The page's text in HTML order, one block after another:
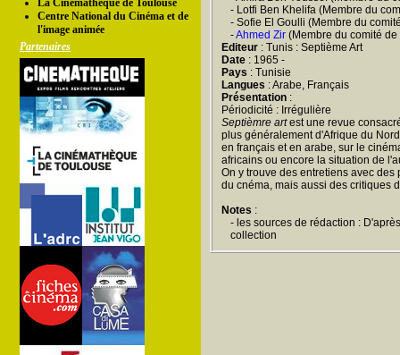
La Cinémathèque de Toulouse
Centre National du Cinéma et de
l'image animée
Partenaires
- Lotfi Ben Khelifa (Membre du
- Sofie El Goulli (Membre du
-Ahmed Zir (Membre du comité
Editeur : Tunis : Septième Art
Date : 1965 -
Pays : Tunisie
Langues : Arabe, Français
Présentation :
Périodicité : Irrégulière
Septièmre artest une revue
plus généralement d'Afrique du
en français et en arabe, sur le
africains ou encore la situation de
On y trouve des entretiens avec
du cnéma, mais aussi des critiques
Notes :
- les sources de rédaction :
collection